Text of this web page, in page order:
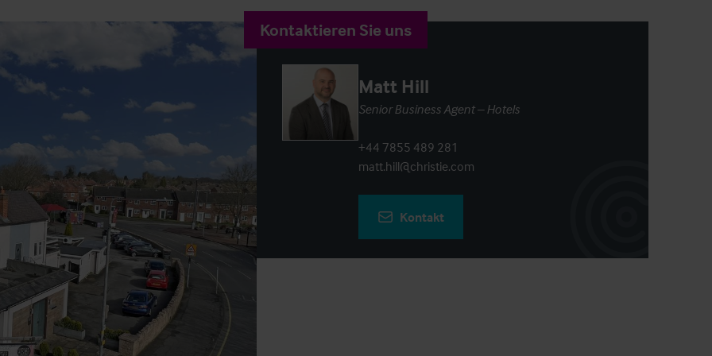
Kontaktieren Sie uns
Matt Hill
Senior Business Agent – Hotels
+44 7855 489 281
matt.hill@christie.com
Kontakt